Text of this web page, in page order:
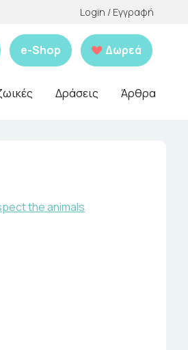
Login / Εγγραφή
e-Shop Δωρεά
Δράσεις Άρθρα
the animals